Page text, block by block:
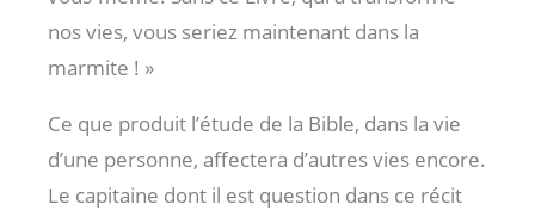
nos vies, vous seriez maintenant dans la
marmite ! »
Ce que produit l’étude de la Bible, dans la vie
d’une personne, affectera d’autres vies encore.
Le capitaine dont il est question dans ce récit